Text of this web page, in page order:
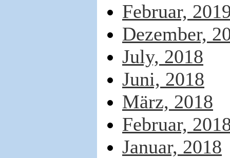
Februar,
Dezember,
July, 2018
Juni, 2018
März, 2018
Februar,
Januar, 2018